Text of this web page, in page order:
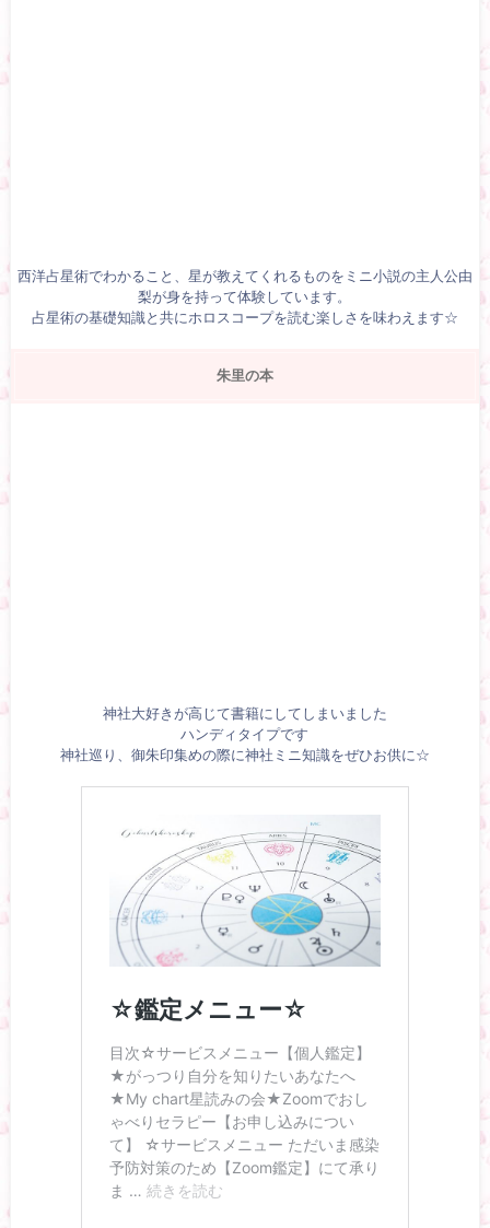
西洋占星術でわかること、星が教えてくれるものをミニ小説の主人公由
梨が身を持って体験しています。
占星術の基礎知識と共にホロスコープを読む楽しさを味わえます☆
朱里の本
神社大好きが高じて書籍にしてしまいました
ハンディタイプです
神社巡り、御朱印集めの際に神社ミニ知識をぜひお供に☆